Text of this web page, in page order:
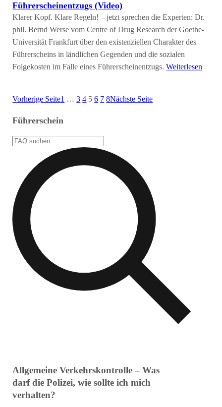
Führerscheinentzugs (Video)
Klarer Kopf. Klare Regeln! – jetzt sprechen die Experten: Dr.
phil. Bernd Werse vom Centre of Drug Research der Goethe-
Universität Frankfurt über den existenziellen Charakter des
Führerscheins in ländlichen Gegenden und die sozialen
Folgekosten im Falle eines Führerscheinentzugs.Weiterlesen
Vorherige Seite1 … 3 4 5 6 7 8Nächste Seite
Führerschein
Allgemeine Verkehrskontrolle – Was
darf die Polizei, wie sollte ich mich
verhalten?